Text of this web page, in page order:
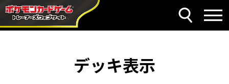
デッキ表示